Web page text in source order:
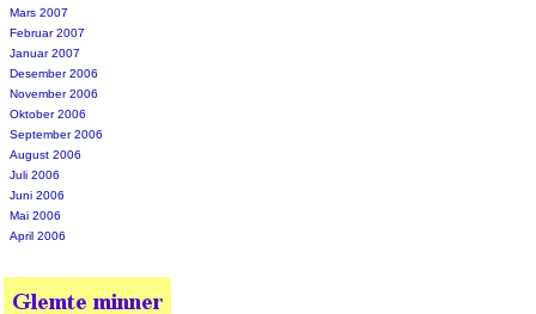
Mars 2007
Februar 2007
Januar 2007
Desember 2006
November 2006
Oktober 2006
September 2006
August 2006
Juli 2006
Juni 2006
Mai 2006
April 2006